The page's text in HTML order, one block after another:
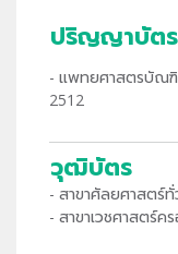
ปริญญาบัตร
- แพทยศาสตรบัณฑิ
2512
วุฒิบัตร
- สาขาศัลยศาสตร์ทั่
- สาขาเวชศาสตร์ค